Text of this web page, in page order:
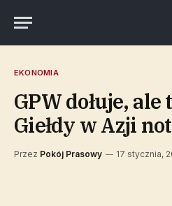
EKONOMIA
GPW dołuje,
Giełdy w Azji
Przez Pokój Prasowy 17 stycznia,